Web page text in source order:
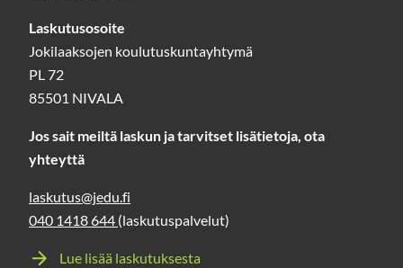
Laskutusosoite
Jokilaaksojen koulutuskuntayhtymä
PL 72
85501 NIVALA
Jos sait meiltä laskun ja tarvitset lisätietoja, ota
yhteyttä
laskutus@jedu.fi
040 1418 644 (laskutuspalvelut)
Lue lisää laskutuksesta